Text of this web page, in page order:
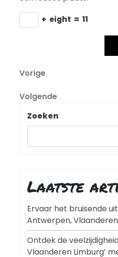
+ eight = 11
Vorig
Vorige
Volgend
bericht
Volgende
Zoeken
Laatste
Ervaar het bruisende
Antwerpen, Vlaanderen
Ontdek de
Vlaanderen Limburg’